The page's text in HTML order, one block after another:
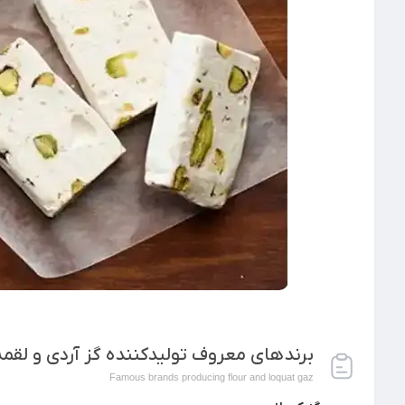
برندهای معروف تولیدکننده گز آردی و
Famous brands producing flour and loquat gaz